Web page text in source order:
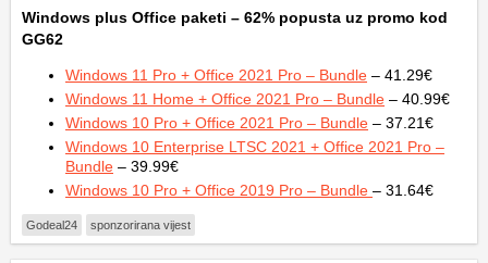
Windows plus Office paketi – 62% popusta uz promo kod
GG62
Windows 11 Pro + Office 2021 Pro – Bundle – 41.29€
Windows 11 Home + Office 2021 Pro – Bundle – 40.99€
Windows 10 Pro + Office 2021 Pro – Bundle – 37.21€
Windows 10 Enterprise LTSC 2021 + Office 2021 Pro –
Bundle – 39.99€
Windows 10 Pro + Office 2019 Pro – Bundle – 31.64€
Godeal24 sponzorirana vijest